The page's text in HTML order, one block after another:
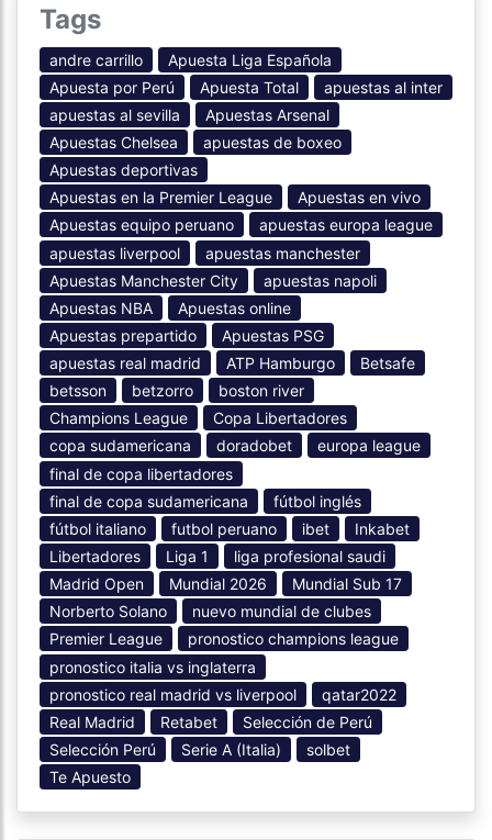
Tags
andre carrillo
Apuesta Liga Española
Apuesta por Perú
Apuesta Total
apuestas al inter
apuestas al sevilla
Apuestas Arsenal
Apuestas Chelsea
apuestas de boxeo
Apuestas deportivas
Apuestas en la Premier League
Apuestas en vivo
Apuestas equipo peruano
apuestas europa league
apuestas liverpool
apuestas manchester
Apuestas Manchester City
apuestas napoli
Apuestas NBA
Apuestas online
Apuestas prepartido
Apuestas PSG
apuestas real madrid
ATP Hamburgo
Betsafe
betsson
betzorro
boston river
Champions League
Copa Libertadores
copa sudamericana
doradobet
europa league
final de copa libertadores
final de copa sudamericana
fútbol inglés
fútbol italiano
futbol peruano ibet
Inkabet
Libertadores
Liga 1
liga profesional saudi
Madrid Open
Mundial 2026
Mundial Sub 17
Norberto Solano
nuevo mundial de clubes
Premier League
pronostico champions league
pronostico italia vs inglaterra
pronostico real madrid vs liverpool
qatar2022
Real Madrid
Retabet
Selección de Perú
Selección Perú
Serie A (Italia)
solbet
Te Apuesto